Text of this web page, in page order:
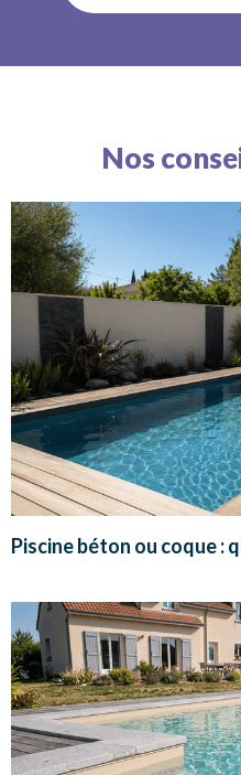
Nos
Piscine béton ou coque :